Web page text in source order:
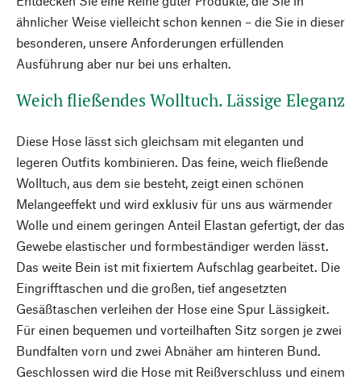
ähnlicher Weise vielleicht schon kennen – die Sie in dieser
besonderen, unsere Anforderungen erfüllenden
Ausführung aber nur bei uns erhalten.
Weich fließendes Wolltuch. Lässige Eleganz
Diese Hose lässt sich gleichsam mit eleganten und
legeren Outfits kombinieren. Das feine, weich fließende
Wolltuch, aus dem sie besteht, zeigt einen schönen
Melangeeffekt und wird exklusiv für uns aus wärmender
Wolle und einem geringen Anteil Elastan gefertigt, der das
Gewebe elastischer und formbeständiger werden lässt.
Das weite Bein ist mit fixiertem Aufschlag gearbeitet. Die
Eingrifftaschen und die großen, tief angesetzten
Gesäßtaschen verleihen der Hose eine Spur Lässigkeit.
Für einen bequemen und vorteilhaften Sitz sorgen je zwei
Bundfalten vorn und zwei Abnäher am hinteren Bund.
Geschlossen wird die Hose mit Reißverschluss und einem